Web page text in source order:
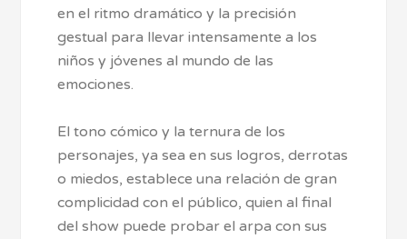
en el ritmo dramático y la precisión
gestual para llevar intensamente a los
niños y jóvenes al mundo de las
emociones.
El tono cómico y la ternura de los
personajes, ya sea en sus logros, derrotas
o miedos, establece una relación de gran
complicidad con el público, quien al final
del show puede probar el arpa con sus